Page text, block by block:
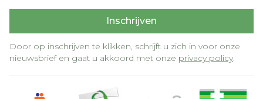
Inschrijven
Door op inschrijven te klikken, schrijft u zich in voor onze
nieuwsbrief en gaat u akkoord met onze privacy policy.